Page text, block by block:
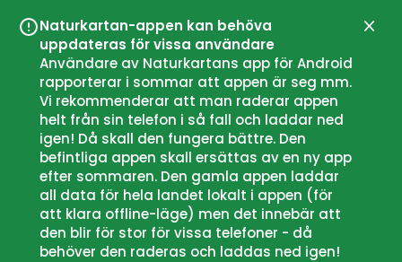
Naturkartan-appen kan behöva
uppdateras för vissa användare
Användare av Naturkartans app för Android
rapporterar i sommar att appen är seg mm.
Vi rekommenderar att man raderar appen
helt från sin telefon i så fall och laddar ned
igen! Då skall den fungera bättre. Den
befintliga appen skall ersättas av en ny app
efter sommaren. Den gamla appen laddar
all data för hela landet lokalt i appen (för
att klara offline-läge) men det innebär att
den blir för stor för vissa telefoner - då
behöver den raderas och laddas ned igen!